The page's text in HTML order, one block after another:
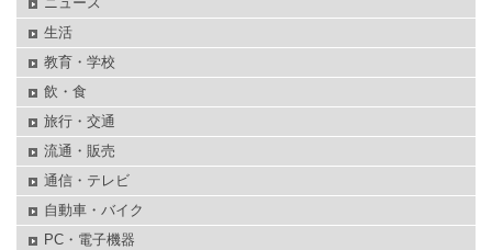
生活
教育・学校
飲・食
旅行・交通
流通・販売
通信・テレビ
自動車・バイク
PC・電子機器